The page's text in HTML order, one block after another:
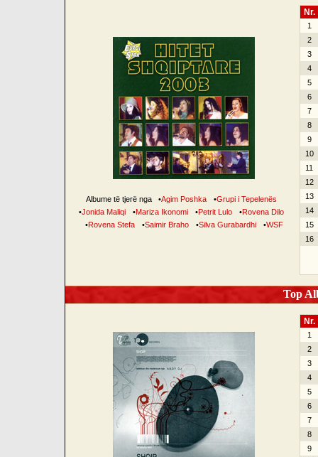
Albume të tjerë nga •Agim Poshka •Grupi i Tepelenës
•Jonida Maliqi •Mariza Ikonomi •Petrit Lulo •Rovena Dilo
•Rovena Stefa •Saimir Braho •Silva Gurabardhi •WSF
Nr.
1
2
3
4
5
6
7
8
9
10
11
12
13
14
15
16
Top
Nr.
1
2
3
4
5
6
7
8
9